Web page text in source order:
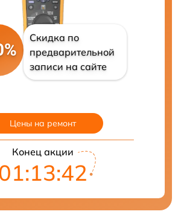
Скидка по
предварительной
записи на сайте
Цены на ремонт
Конец акции